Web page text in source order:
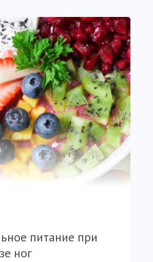
питание при
ног